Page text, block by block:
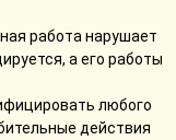
работа нарушает
а его работы
любого
действия